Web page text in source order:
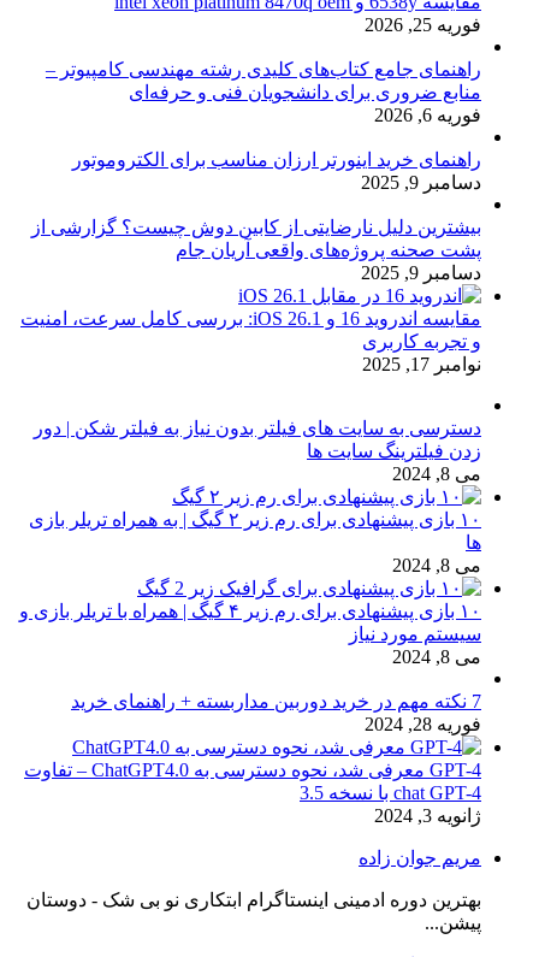
فوریه 25, 2026
راهنمای جامع کتاب‌های کلیدی رشته مهندسی کامپیوتر –
منابع ضروری برای دانشجویان فنی و حرفه‌ای
فوریه 6, 2026
راهنمای خرید اینورتر ارزان مناسب برای الکتروموتور
دسامبر 9, 2025
بیشترین دلیل نارضایتی از کابین دوش چیست؟ گزارشی از
پشت صحنه پروژه‌های واقعی آریان جام
دسامبر 9, 2025
مقایسه اندروید 16 و iOS 26.1: بررسی کامل سرعت، امنیت
و تجربه کاربری
نوامبر 17, 2025
دسترسی به سایت های فیلتر بدون نیاز به فیلتر شکن | دور
زدن فیلترینگ سایت ها
می 8, 2024
۱۰ بازی پیشنهادی برای رم زیر ۲ گیگ | به همراه تریلر بازی
ها
می 8, 2024
۱۰ بازی پیشنهادی برای رم زیر ۴ گیگ | همراه با تریلر بازی و
سیستم مورد نیاز
می 8, 2024
7 نکته مهم در خرید دوربین مداربسته + راهنمای خرید
فوریه 28, 2024
GPT-4 معرفی شد، نحوه دسترسی به ChatGPT4.0 – تفاوت
chat GPT-4 با نسخه 3.5
ژانویه 3, 2024
مریم جوان زاده
بهترین دوره ادمینی اینستاگرام ابتکاری نو بی شک - دوستان
پیشن...